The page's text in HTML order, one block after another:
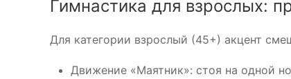
Гимнастика для взрослых:
Для категории взрослый (45+) акцент
Движение «Маятник»: стоя на одной